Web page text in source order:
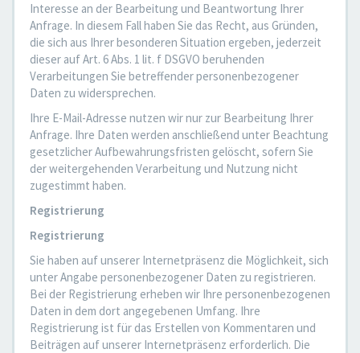
Interesse an der Bearbeitung und Beantwortung Ihrer
Anfrage. In diesem Fall haben Sie das Recht, aus Gründen,
die sich aus Ihrer besonderen Situation ergeben, jederzeit
dieser auf Art. 6 Abs. 1 lit. f DSGVO beruhenden
Verarbeitungen Sie betreffender personenbezogener
Daten zu widersprechen.
Ihre E-Mail-Adresse nutzen wir nur zur Bearbeitung Ihrer
Anfrage. Ihre Daten werden anschließend unter Beachtung
gesetzlicher Aufbewahrungsfristen gelöscht, sofern Sie
der weitergehenden Verarbeitung und Nutzung nicht
zugestimmt haben.
Registrierung
Registrierung
Sie haben auf unserer Internetpräsenz die Möglichkeit, sich
unter Angabe personenbezogener Daten zu registrieren.
Bei der Registrierung erheben wir Ihre personenbezogenen
Daten in dem dort angegebenen Umfang. Ihre
Registrierung ist für das Erstellen von Kommentaren und
Beiträgen auf unserer Internetpräsenz erforderlich. Die